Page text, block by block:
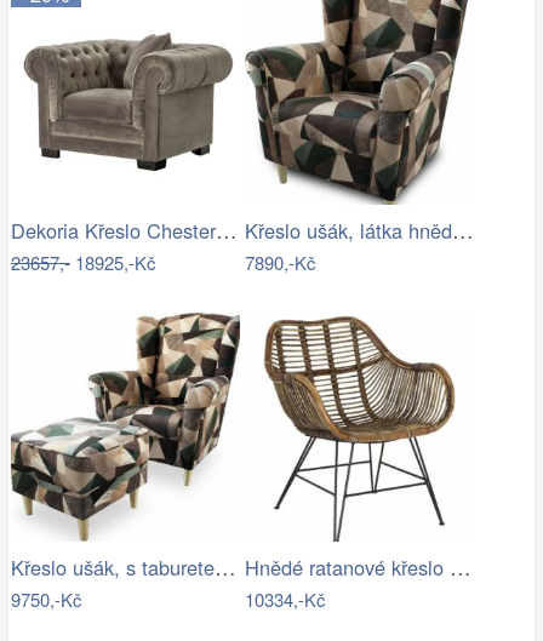
Dekoria Křeslo Chesterfield Classic…
23657,-18925,-Kč
Křeslo ušák, látka hnědozelená vzor,…
7890,-Kč
Křeslo ušák, s taburetem, látka…
9750,-Kč
Hnědé ratanové křeslo Malang - 64*57*80…
10334,-Kč